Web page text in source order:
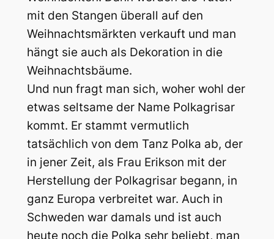
mit den Stangen überall auf den
Weihnachtsmärkten verkauft und man
hängt sie auch als Dekoration in die
Weihnachtsbäume.
Und nun fragt man sich, woher wohl der
etwas seltsame der Name Polkagrisar
kommt. Er stammt vermutlich
tatsächlich von dem Tanz Polka ab, der
in jener Zeit, als Frau Erikson mit der
Herstellung der Polkagrisar begann, in
ganz Europa verbreitet war. Auch in
Schweden war damals und ist auch
heute noch die Polka sehr beliebt, man